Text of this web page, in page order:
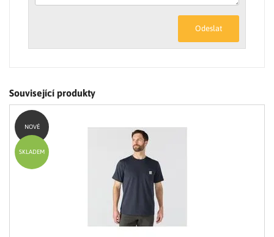
Odeslat
Související produkty
NOVÉ
SKLADEM